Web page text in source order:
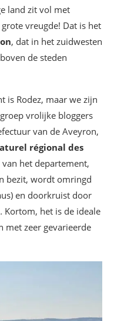
land zit vol met
vreugde! Dat is het
, dat in het zuidwesten
de steden
is Rodez, maar we zijn
vrolijke bloggers
van de Aveyron,
régional des
het departement,
bezit, wordt omringd
en doorkruist door
Kortom, het is de ideale
met zeer gevarieerde